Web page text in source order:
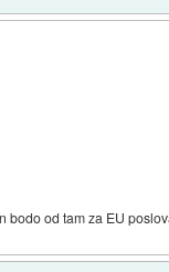
bodo od tam za EU